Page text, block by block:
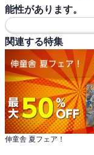
能性があります。
関連する特集
伸童舎 夏フェア！